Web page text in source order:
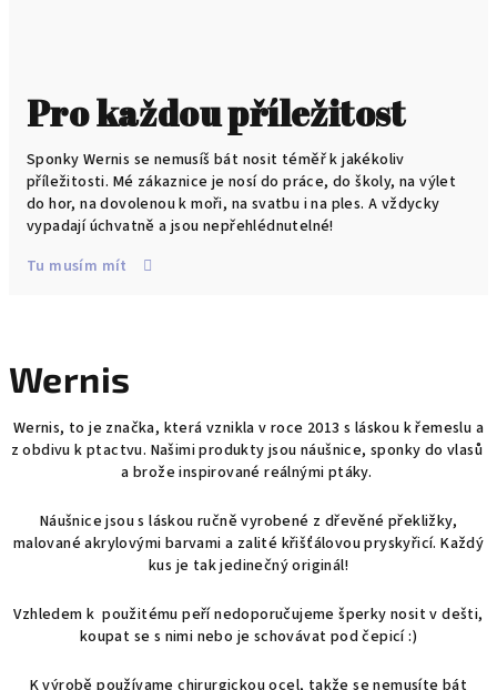
Pro každou příležitost
Sponky Wernis se nemusíš bát nosit téměř k jakékoliv
příležitosti. Mé zákaznice je nosí do práce, do školy, na výlet
do hor, na dovolenou k moři, na svatbu i na ples. A vždycky
vypadají úchvatně a jsou nepřehlédnutelné!
Tu musím mít
Wernis
Wernis, to je značka, která vznikla v roce 2013 s láskou k řemeslu a
z obdivu k ptactvu. Našimi produkty jsou náušnice, sponky do vlasů
a brože inspirované reálnými ptáky.
Náušnice jsou s láskou ručně vyrobené z dřevěné překližky,
malované akrylovými barvami a zalité křišťálovou pryskyřicí. Každý
kus je tak jedinečný originál!
Vzhledem k použitému peří nedoporučujeme šperky nosit v dešti,
koupat se s nimi nebo je schovávat pod čepicí :)